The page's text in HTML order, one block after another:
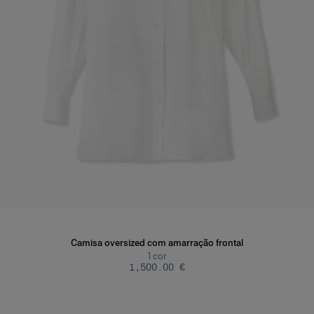
Camisa oversized com amarração frontal
1 cor
‌1,500.00 €